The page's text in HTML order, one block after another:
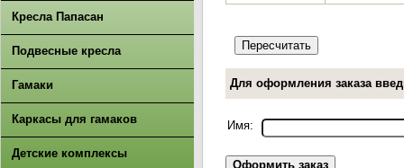
Кресла Папасан
Подвесные кресла
Гамаки
Каркасы для гамаков
Детские комплексы
Для оформления заказа
Имя: